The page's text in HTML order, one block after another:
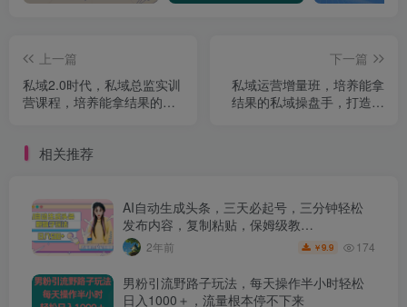
上一篇
私域2.0时代，私域总监实训
营课程，培养能拿结果的私
下一篇
私域运营增量班，培养能拿
结果的私域操盘手，打造客
相关推荐
AI自动生成头条，三天必起号，三分钟轻松
发布内容，复制粘贴，保姆级教…
2年前 ￥9.9 174
男粉引流野路子玩法，每天操作半小时轻松
日入1000＋，流量根本停不下来